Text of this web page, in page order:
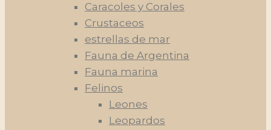
Caracoles y Corales
Crustaceos
estrellas de mar
Fauna de Argentina
Fauna marina
Felinos
Leones
Leopardos